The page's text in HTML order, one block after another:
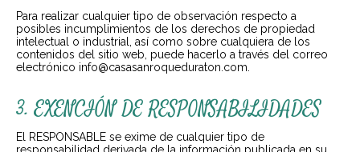
Para realizar cualquier tipo de observación respecto a
posibles incumplimientos de los derechos de propiedad
intelectual o industrial, así como sobre cualquiera de los
contenidos del sitio web, puede hacerlo a través del correo
electrónico info@casasanroqueduraton.com.
3. EXENCIÓN DE RESPONSABILIDADES
El RESPONSABLE se exime de cualquier tipo de